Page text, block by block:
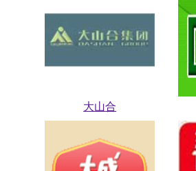
大山合